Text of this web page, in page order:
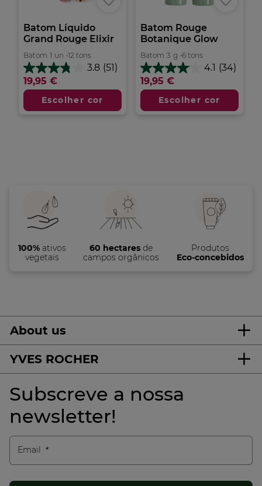
Batom Líquido
Grand Rouge Elixir
Batom 1 un •12 tons
3.8 (51)
3.8
em
5
estrelas.
51
19,95 €
Escolher cor
Batom Rouge
Botanique Glow
Batom 3 g •6 tons
4.1 (34)
4.1
em
5
estrelas.
34
19,95 €
Escolher cor
100%ativos
vegetais
60 hectares de
campos orgânicos
Produtos
Eco-concebidos
About us
YVES ROCHER
Subscreve a nossa
newsletter!
Email